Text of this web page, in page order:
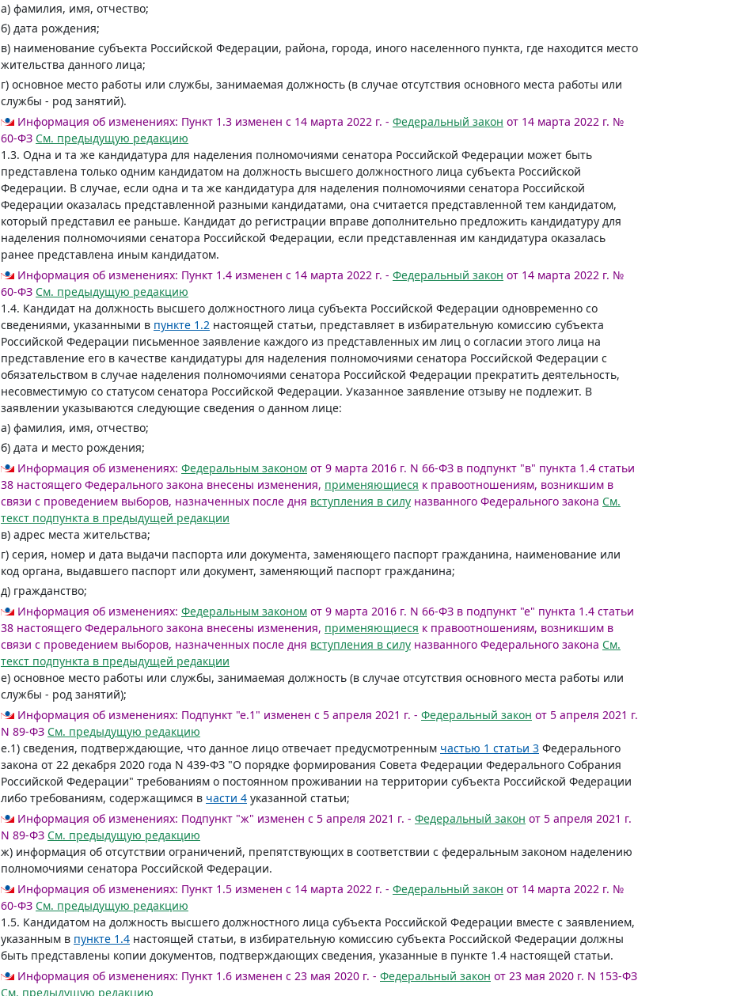
а) фамилия, имя, отчество;
б) дата рождения;
в) наименование субъекта Российской Федерации, района, города, иного населенного пункта, где находится место
жительства данного лица;
г) основное место работы или службы, занимаемая должность (в случае отсутствия основного места работы или
службы - род занятий).
Информация об изменениях: Пункт 1.3 изменен с 14 марта 2022 г. - Федеральный закон от 14 марта 2022 г. №
60-ФЗ См. предыдущую редакцию
1.3. Одна и та же кандидатура для наделения полномочиями сенатора Российской Федерации может быть
представлена только одним кандидатом на должность высшего должностного лица субъекта Российской
Федерации. В случае, если одна и та же кандидатура для наделения полномочиями сенатора Российской
Федерации оказалась представленной разными кандидатами, она считается представленной тем кандидатом,
который представил ее раньше. Кандидат до регистрации вправе дополнительно предложить кандидатуру для
наделения полномочиями сенатора Российской Федерации, если представленная им кандидатура оказалась
ранее представлена иным кандидатом.
Информация об изменениях: Пункт 1.4 изменен с 14 марта 2022 г. - Федеральный закон от 14 марта 2022 г. №
60-ФЗ См. предыдущую редакцию
1.4. Кандидат на должность высшего должностного лица субъекта Российской Федерации одновременно со
сведениями, указанными в пункте 1.2 настоящей статьи, представляет в избирательную комиссию субъекта
Российской Федерации письменное заявление каждого из представленных им лиц о согласии этого лица на
представление его в качестве кандидатуры для наделения полномочиями сенатора Российской Федерации с
обязательством в случае наделения полномочиями сенатора Российской Федерации прекратить деятельность,
несовместимую со статусом сенатора Российской Федерации. Указанное заявление отзыву не подлежит. В
заявлении указываются следующие сведения о данном лице:
а) фамилия, имя, отчество;
б) дата и место рождения;
Информация об изменениях: Федеральным законом от 9 марта 2016 г. N 66-ФЗ в подпункт "в" пункта 1.4 статьи
38 настоящего Федерального закона внесены изменения, применяющиеся к правоотношениям, возникшим в
связи с проведением выборов, назначенных после дня вступления в силу названного Федерального закона См.
текст подпункта в предыдущей редакции
в) адрес места жительства;
г) серия, номер и дата выдачи паспорта или документа, заменяющего паспорт гражданина, наименование или
код органа, выдавшего паспорт или документ, заменяющий паспорт гражданина;
д) гражданство;
Информация об изменениях: Федеральным законом от 9 марта 2016 г. N 66-ФЗ в подпункт "е" пункта 1.4 статьи
38 настоящего Федерального закона внесены изменения, применяющиеся к правоотношениям, возникшим в
связи с проведением выборов, назначенных после дня вступления в силу названного Федерального закона См.
текст подпункта в предыдущей редакции
е) основное место работы или службы, занимаемая должность (в случае отсутствия основного места работы или
службы - род занятий);
Информация об изменениях: Подпункт "е.1" изменен с 5 апреля 2021 г. - Федеральный закон от 5 апреля 2021 г.
N 89-ФЗ См. предыдущую редакцию
е.1) сведения, подтверждающие, что данное лицо отвечает предусмотренным частью 1 статьи 3 Федерального
закона от 22 декабря 2020 года N 439-ФЗ "О порядке формирования Совета Федерации Федерального Собрания
Российской Федерации" требованиям о постоянном проживании на территории субъекта Российской Федерации
либо требованиям, содержащимся в части 4 указанной статьи;
Информация об изменениях: Подпункт "ж" изменен с 5 апреля 2021 г. - Федеральный закон от 5 апреля 2021 г.
N 89-ФЗ См. предыдущую редакцию
ж) информация об отсутствии ограничений, препятствующих в соответствии с федеральным законом наделению
полномочиями сенатора Российской Федерации.
Информация об изменениях: Пункт 1.5 изменен с 14 марта 2022 г. - Федеральный закон от 14 марта 2022 г. №
60-ФЗ См. предыдущую редакцию
1.5. Кандидатом на должность высшего должностного лица субъекта Российской Федерации вместе с заявлением,
указанным в пункте 1.4 настоящей статьи, в избирательную комиссию субъекта Российской Федерации должны
быть представлены копии документов, подтверждающих сведения, указанные в пункте 1.4 настоящей статьи.
Информация об изменениях: Пункт 1.6 изменен с 23 мая 2020 г. - Федеральный закон от 23 мая 2020 г. N 153-ФЗ
См. предыдущую редакцию